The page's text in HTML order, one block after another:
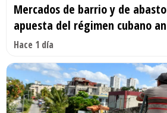
Mercados de barrio y de
apuesta del régimen cubano
Hace 1 día